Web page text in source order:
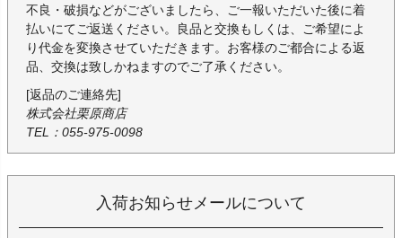
不良・破損などがございましたら、ご一報いただいた後に着
払いにてご返送ください。良品と交換もしくは、ご希望によ
り代金を変換させていただきます。お客様のご都合による返
品、交換は致しかねますのでご了承ください。
[返品のご連絡先]
株式会社栗原商店
TEL：055-975-0098
入荷お知らせメールについて